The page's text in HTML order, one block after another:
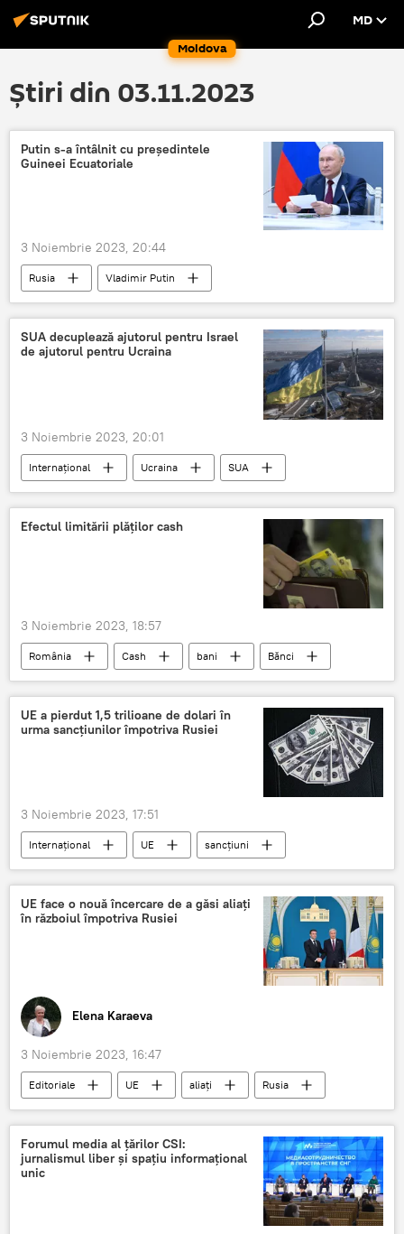
Moldova
MD
Știri din 03.11.2023
Putin s-a întâlnit cu președintele
Guineei Ecuatoriale
3 Noiembrie 2023, 20:44
Rusia Vladimir Putin
SUA decuplează ajutorul pentru Israel
de ajutorul pentru Ucraina
3 Noiembrie 2023, 20:01
Internațional Ucraina SUA
Efectul limitării plăţilor cash
3 Noiembrie 2023, 18:57
România Cash bani
Bănci
comisioane
UE a pierdut 1,5 trilioane de dolari în
urma sancțiunilor împotriva Rusiei
3 Noiembrie 2023, 17:51
Internațional UE
sancțiuni
Rusia
UE face o nouă încercare de a găsi aliați
în războiul împotriva Rusiei
Elena Karaeva
3 Noiembrie 2023, 16:47
Editoriale UE aliați Rusia
Forumul media al țărilor CSI:
jurnalismul liber și spațiu informațional
unic